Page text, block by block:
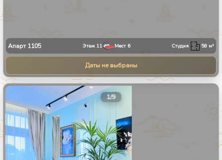
Апарт 1105 Этаж 11 Мест 6 Студия 58 м²
Даты не выбраны
1/9